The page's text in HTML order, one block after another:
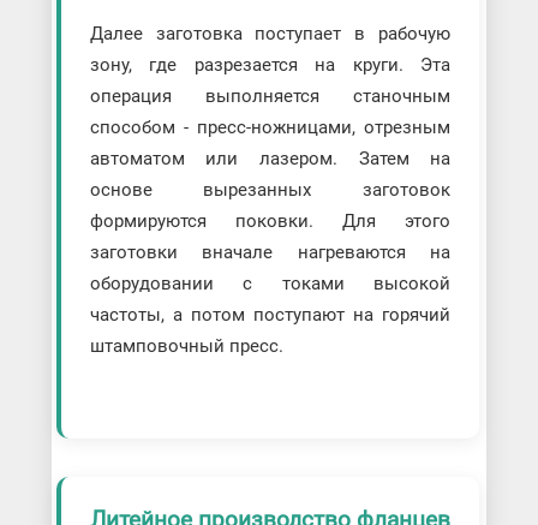
Далее заготовка поступает в рабочую
зону, где разрезается на круги. Эта
операция выполняется станочным
способом - пресс-ножницами, отрезным
автоматом или лазером. Затем на
основе вырезанных заготовок
формируются поковки. Для этого
заготовки вначале нагреваются на
оборудовании с токами высокой
частоты, а потом поступают на горячий
штамповочный пресс.